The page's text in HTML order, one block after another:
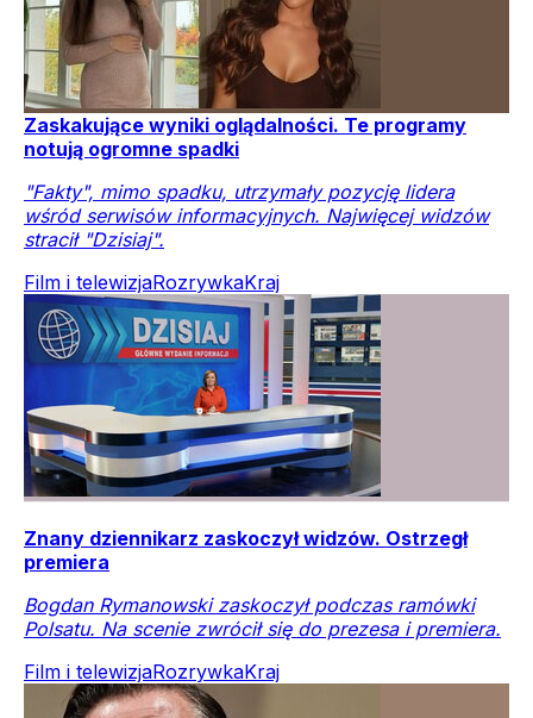
Zaskakujące wyniki oglądalności. Te programy
notują ogromne spadki
"Fakty", mimo spadku, utrzymały pozycję lidera
wśród serwisów informacyjnych. Najwięcej widzów
stracił "Dzisiaj".
Film i telewizjaRozrywkaKraj
Znany dziennikarz zaskoczył widzów. Ostrzegł
premiera
Bogdan Rymanowski zaskoczył podczas ramówki
Polsatu. Na scenie zwrócił się do prezesa i premiera.
Film i telewizjaRozrywkaKraj